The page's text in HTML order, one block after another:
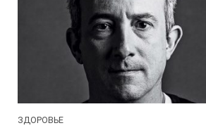
ЗДОРОВЬЕ